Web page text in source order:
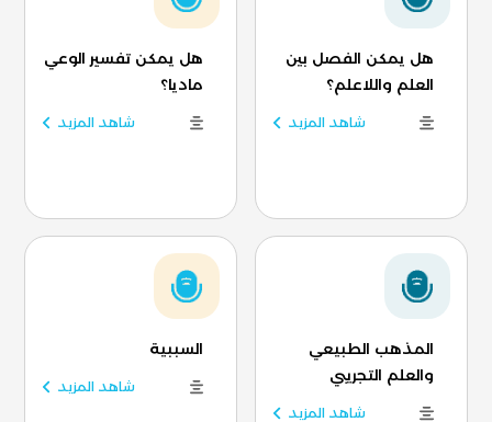
هل يمكن الفصل بين
العلم واللاعلم؟
شاهد المزيد
هل يمكن تفسير الوعي
ماديا؟
شاهد المزيد
المذهب الطبيعي
والعلم التجريبي
شاهد المزيد
السببية
شاهد المزيد